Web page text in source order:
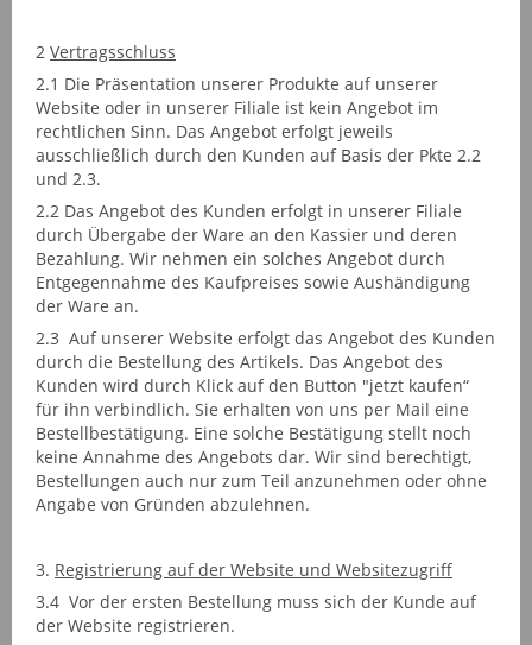
2 Vertragsschluss
2.1 Die Präsentation unserer Produkte auf unserer
Website oder in unserer Filiale ist kein Angebot im
rechtlichen Sinn. Das Angebot erfolgt jeweils
ausschließlich durch den Kunden auf Basis der Pkte 2.2
und 2.3.
2.2 Das Angebot des Kunden erfolgt in unserer Filiale
durch Übergabe der Ware an den Kassier und deren
Bezahlung. Wir nehmen ein solches Angebot durch
Entgegennahme des Kaufpreises sowie Aushändigung
der Ware an.
2.3 Auf unserer Website erfolgt das Angebot des Kunden
durch die Bestellung des Artikels. Das Angebot des
Kunden wird durch Klick auf den Button "jetzt kaufen“
für ihn verbindlich. Sie erhalten von uns per Mail eine
Bestellbestätigung. Eine solche Bestätigung stellt noch
keine Annahme des Angebots dar. Wir sind berechtigt,
Bestellungen auch nur zum Teil anzunehmen oder ohne
Angabe von Gründen abzulehnen.
3. Registrierung auf der Website und Websitezugriff
3.4 Vor der ersten Bestellung muss sich der Kunde auf
der Website registrieren.